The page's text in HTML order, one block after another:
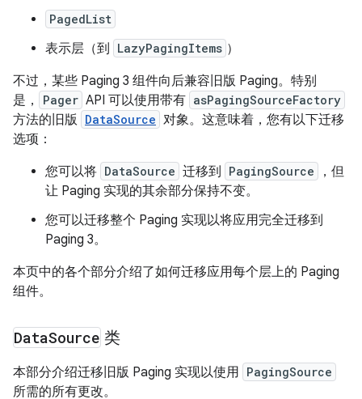
PagedList
表示层（到 LazyPagingItems ）
不过，某些 Paging 3 组件向后兼容旧版 Paging。特别
是，
Pager API 可以使用带有 asPagingSourceFactory
方法的旧版 DataSource 对象。这意味着，您有以下迁移
选项：
您可以将 DataSource 迁移到 PagingSource
，但
让 Paging 实现的其余部分保持不变。
您可以迁移整个 Paging 实现以将应用完全迁移到
Paging 3。
本页中的各个部分介绍了如何迁移应用每个层上的 Paging
组件。
DataSource 类
本部分介绍迁移旧版 Paging 实现以使用 PagingSource
所需的所有更改。